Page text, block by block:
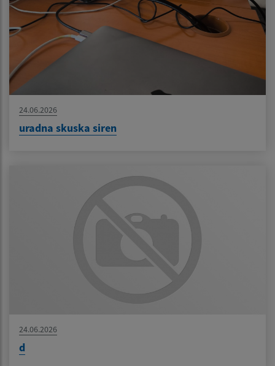
24.06.2026
uradna skuska siren
24.06.2026
d